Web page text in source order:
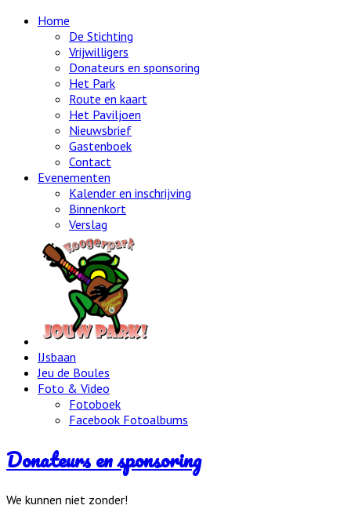
Home
De Stichting
Vrijwilligers
Donateurs en sponsoring
Het Park
Route en kaart
Het Paviljoen
Nieuwsbrief
Gastenboek
Contact
Evenementen
Kalender en inschrijving
Binnenkort
Verslag
IJsbaan
Jeu de Boules
Foto & Video
Fotoboek
Facebook Fotoalbums
Donateurs en sponsoring
We kunnen niet zonder!